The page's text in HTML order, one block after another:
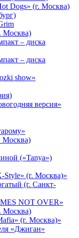
Dogs» (г. Москва)
Москва)
– диска
– диска
show»
версия»
Москва)
(«Tanya»)
Style» (г. Москва)»
(г. Санкт-
NOT OVER»
Москва)
(г. Москва)»
«Джиган»